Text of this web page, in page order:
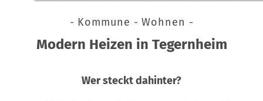
- Kommune - Wohnen -
Modern Heizen in Tegernheim
Wer steckt dahinter?